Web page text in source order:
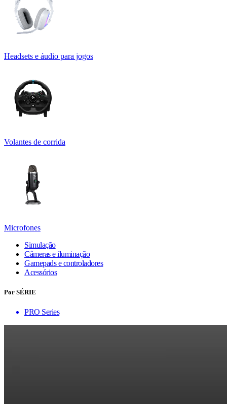
Headsets e áudio para jogos
Volantes de corrida
Microfones
Simulação
Câmeras e iluminação
Gamepads e controladores
Acessórios
Por SÉRIE
PRO Series